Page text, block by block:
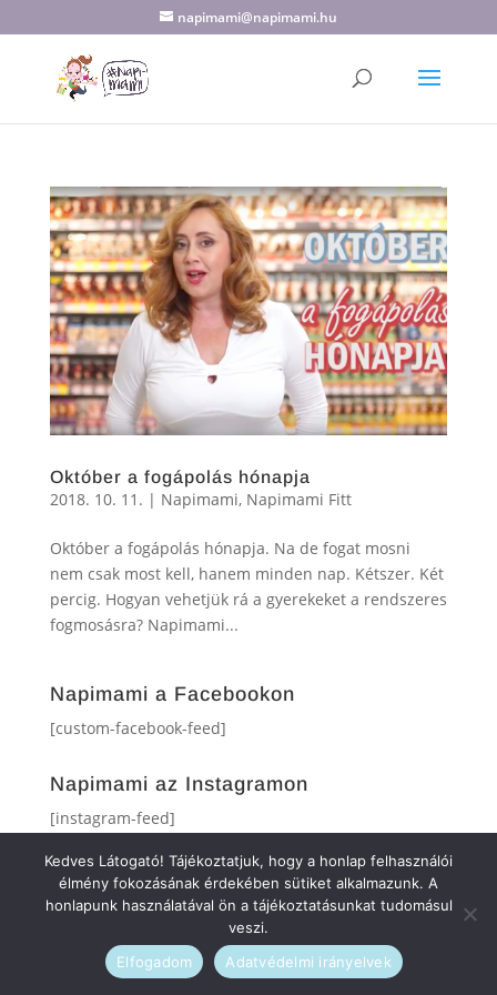
napimami@napimami.hu
Október a fogápolás hónapja
2018. 10. 11. | Napimami, Napimami Fitt
Október a fogápolás hónapja. Na de fogat mosni
nem csak most kell, hanem minden nap. Kétszer. Két
percig. Hogyan vehetjük rá a gyerekeket a rendszeres
fogmosásra? Napimami...
Napimami a Facebookon
[custom-facebook-feed]
Napimami az Instagramon
[instagram-feed]
Kedves Látogató! Tájékoztatjuk, hogy a honlap felhasználói
élmény fokozásának érdekében sütiket alkalmazunk. A
honlapunk használatával ön a tájékoztatásunkat tudomásul
veszi.
Elfogadom
Adatvédelmi irányelvek